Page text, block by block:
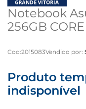
Notebook
256GB
Cod:2015083Vendido por:
Produto
indisponível